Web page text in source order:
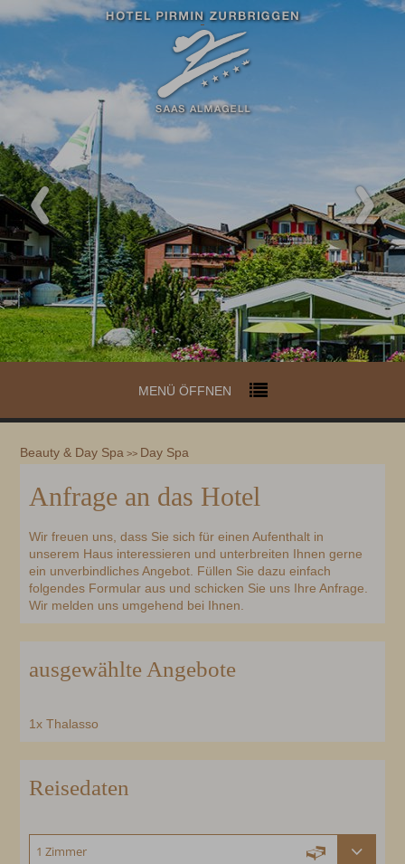
MENÜ ÖFFNEN
Beauty & Day Spa >> Day Spa
Anfrage an das Hotel
Wir freuen uns, dass Sie sich für einen Aufenthalt in
unserem Haus interessieren und unterbreiten Ihnen gerne
ein unverbindliches Angebot. Füllen Sie dazu einfach
folgendes Formular aus und schicken Sie uns Ihre Anfrage.
Wir melden uns umgehend bei Ihnen.
ausgewählte Angebote
1x Thalasso
Reisedaten